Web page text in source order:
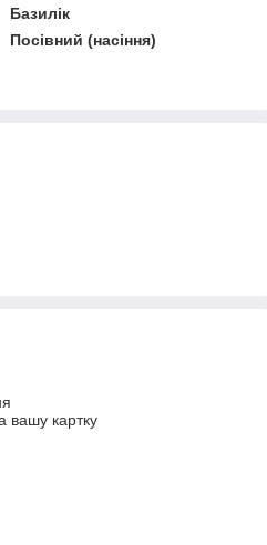
Базилік
Посівний (насіння)
вашу картку